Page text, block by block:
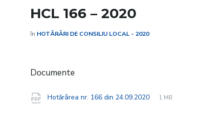
HCL 166 – 2020
în HOTĂRÂRI DE CONSILIU LOCAL - 2020
Documente
Hotărârea nr. 166 din 24.09.2020
File
pdf
File
1 MB